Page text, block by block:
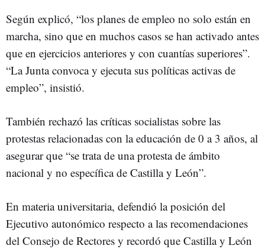
Según explicó, “los planes de empleo no solo están en
marcha, sino que en muchos casos se han activado antes
que en ejercicios anteriores y con cuantías superiores”.
“La Junta convoca y ejecuta sus políticas activas de
empleo”, insistió.
También rechazó las críticas socialistas sobre las
protestas relacionadas con la educación de 0 a 3 años, al
asegurar que “se trata de una protesta de ámbito
nacional y no específica de Castilla y León”.
En materia universitaria, defendió la posición del
Ejecutivo autonómico respecto a las recomendaciones
del Consejo de Rectores y recordó que Castilla y León